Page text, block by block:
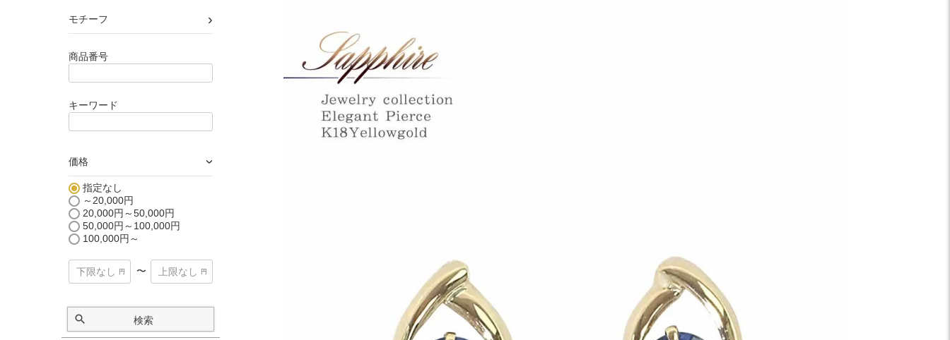
モチーフ ›
商品番号
キーワード
価格 ›
指定なし
～20,000円
20,000円～50,000円
50,000円～100,000円
100,000円～
〜
検索